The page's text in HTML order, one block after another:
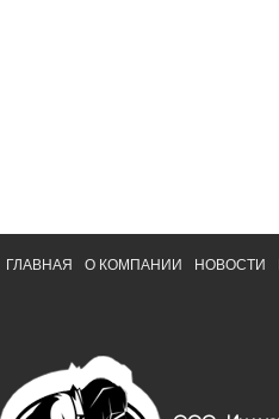
ГЛАВНАЯ О КОМПАНИИ НОВОСТИ